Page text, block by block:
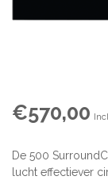
€570,00
De 500
lucht effectiever